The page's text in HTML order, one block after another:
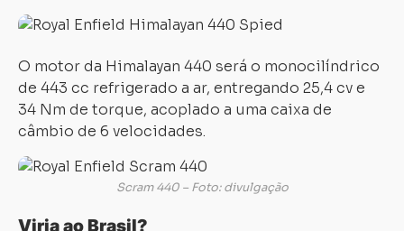
O motor da Himalayan 440 será o monocilíndrico
de 443 cc refrigerado a ar, entregando 25,4 cv e
34 Nm de torque, acoplado a uma caixa de
câmbio de 6 velocidades.
Scram 440 – Foto: divulgação
Viria ao Brasil?